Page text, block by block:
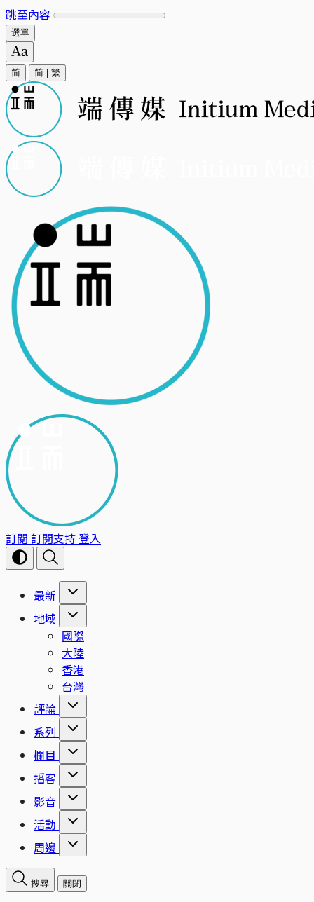
跳至內容
選單
简 简 繁
訂閱 訂閱支持登入
最新
地域
國際
大陸
香港
台灣
評論
系列
欄目
播客
影音
活動
周邊
搜尋 關閉